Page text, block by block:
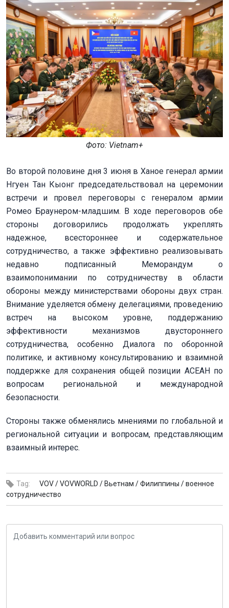
Фото: Vietnam+
Во второй половине дня 3 июня в Ханое генерал армии
Нгуен Тан Кыонг председательствовал на церемонии
встречи и провел переговоры с генералом армии
Ромео Браунером-младшим. В ходе переговоров обе
стороны договорились продолжать укреплять
надежное, всестороннее и содержательное
сотрудничество, а также эффективно реализовывать
недавно подписанный Меморандум о
взаимопонимании по сотрудничеству в области
обороны между министерствами обороны двух стран.
Внимание уделяется обмену делегациями, проведению
встреч на высоком уровне, поддержанию
эффективности механизмов двустороннего
сотрудничества, особенно Диалога по оборонной
политике, и активному консультированию и взаимной
поддержке для сохранения общей позиции АСЕАН по
вопросам региональной и международной
безопасности.
Стороны также обменялись мнениями по глобальной и
региональной ситуации и вопросам, представляющим
взаимный интерес.
Tag: VOV /VOVWORLD / Вьетнам /Филиппины /военное
сотрудничество